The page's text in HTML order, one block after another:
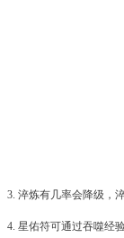
3. 淬炼有几率会降级，
4. 星佑符可通过吞噬经